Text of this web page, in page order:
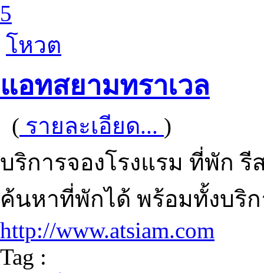
5
โหวต
แอทสยามทราเวล
( รายละเอียด... )
บริการจองโรงแรม ที่พัก
ค้นหาที่พักได้ พร้อมทั้งบริ
http://www.atsiam.com
Tag :